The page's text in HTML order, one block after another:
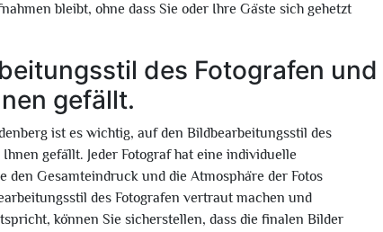
bleibt, ohne dass Sie oder Ihre Gäste sich gehetzt
des Fotografen und
gefällt.
ist es wichtig, auf den Bildbearbeitungsstil des
gefällt. Jeder Fotograf hat eine individuelle
Gesamteindruck und die Atmosphäre der Fotos
des Fotografen vertraut machen und
können Sie sicherstellen, dass die finalen Bilder